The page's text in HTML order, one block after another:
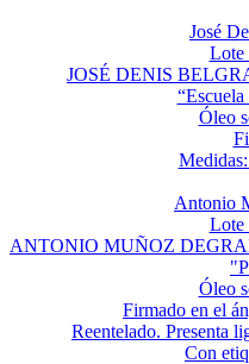
José
Lote
JOSÉ DENIS
“Escuela
Óleo
Antonio
Lote
ANTONIO MUÑOZ
Óleo
Firmado en el
Reentelado. Presenta
Con